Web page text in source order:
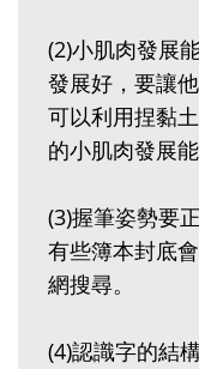
(2)小肌肉發展
發展好，要讓
可以利用捏黏
的小肌肉發展能
(3)握筆姿勢要
有些簿本封底
網搜尋。
(4)認識字的結